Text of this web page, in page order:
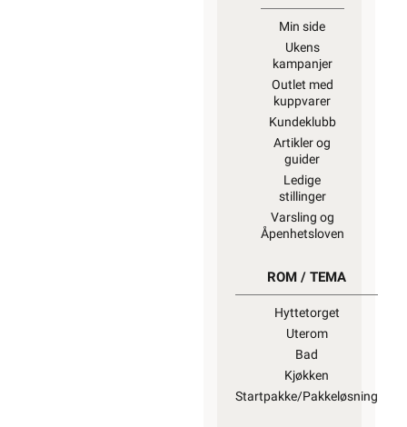
Min side
Ukens
kampanjer
Outlet med
kuppvarer
Kundeklubb
Artikler og
guider
Ledige
stillinger
Varsling og
Åpenhetsloven
ROM / TEMA
Hyttetorget
Uterom
Bad
Kjøkken
Startpakke/Pakkeløsning